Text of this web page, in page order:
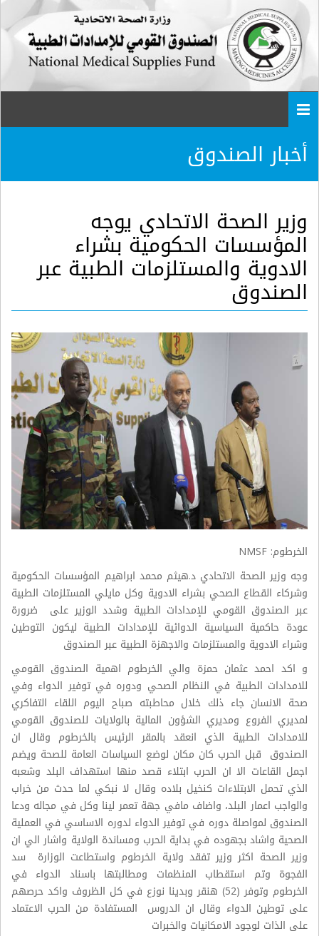
أخبار الصندوق
وزير الصحة الاتحادي يوجه
المؤسسات الحكومية بشراء
الادوية والمستلزمات الطبية عبر
الصندوق
الخرطوم: NMSF
وجه وزير الصحة الاتحادي د.هيثم محمد ابراهيم المؤسسات الحكومية
وشركاء القطاع الصحي بشراء الادوية وكل مايلي المستلزمات الطبية
عبر الصندوق القومي للإمدادات الطبية وشدد الوزير على ضرورة
عودة حاكمية السياسية الدوائية للإمدادات الطبية ليكون التوطين
وشراء الادوية والمستلزمات والاجهزة الطبية عبر الصندوق
و اكد احمد عثمان حمزة والي الخرطوم اهمية الصندوق القومي
للامدادات الطبية في النظام الصحي ودوره في توفير الدواء وفي
صحة الانسان جاء ذلك خلال محاطبته صباح اليوم اللقاء التفاكري
لمديري الفروع ومديري الشؤون المالية بالولايات للصندوق القومي
للامدادات الطبية الذي انعقد بالمقر الرئيس بالخرطوم وقال ان
الصندوق قبل الحرب كان مكان لوضع السياسات العامة للصحة ويضم
اجمل القاعات الا ان الحرب ابتلاء قصد منها استهداف البلد وشعبه
الذي تحمل الابتلاءات كنخيل بلاده وقال لا نبكي لما حدث من خراب
والواجب اعمار البلد، واضاف مافي جهة تعمر لينا وكل في مجاله ودعا
الصندوق لمواصلة دوره في توفير الدواء لدوره الاساسي في العملية
الصحية واشاد بجهوده في بداية الحرب ومساندة الولاية واشار الي ان
وزير الصحة اكثر وزير تفقد ولاية الخرطوم واستطاعت الوزارة سد
الفجوة وتم استقطاب المنظمات ومطالبتها باسناد الدواء في
الخرطوم وتوفر (52) هنقر وبدينا نوزع في كل الظروف واكد حرصهم
على توطين الدواء وقال ان الدروس المستفادة من الحرب الاعتماد
على الذات لوجود الامكانيات والخبرات